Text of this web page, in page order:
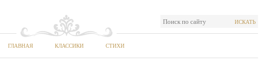
ИСКАТЬ
ГЛАВНАЯ КЛАССИКИ СТИХИ